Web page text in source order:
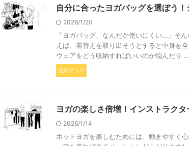
自分に合ったヨガバッグを選ぼう
2026/1/20
「ヨガバッグ、なんだか使いにくい…」そ
えば、着替えを取り出そうとすると中身を
ウェアをどう収納すればいいのか悩んだり …
便利グッズ
ヨガの楽しさ倍増！インストラク
2026/1/14
ホットヨガを楽しむためには、動きやすく